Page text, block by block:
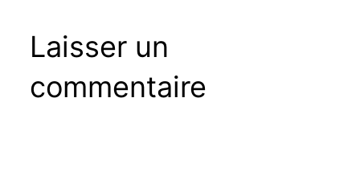
Laisser un
commentaire